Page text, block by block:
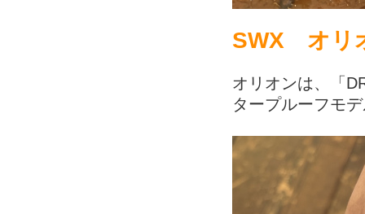
SWX オリ
オリオンは、「
タープルーフモ